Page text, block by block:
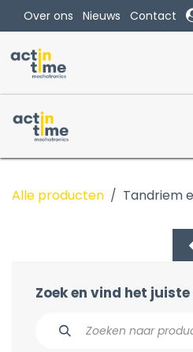
Overslaan naar inhoud
Over ons Nieuws Contact
Alle producten Tandriem
Zoek en vind het